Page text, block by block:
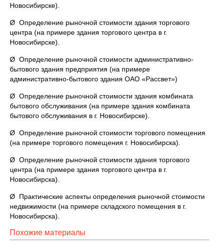
Новосибирске).
Ø Определение рыночной стоимости здания торгового
центра (на примере здания торгового центра в г.
Новосибирске).
Ø Определение рыночной стоимости административно-
бытового здания предприятия (на примере
административно-бытового здания ОАО «Рассвет»)
Ø Определение рыночной стоимости здания комбината
бытового обслуживания (на примере здания комбината
бытового обслуживания в г. Новосибирске).
Ø Определение рыночной стоимости торгового помещения
(на примере торгового помещения г. Новосибирска).
Ø Определение рыночной стоимости здания торгового
центра (на примере здания торгового центра в г.
Новосибирска).
Ø Практические аспекты определения рыночной стоимости
недвижимости (на примере складского помещения в г.
Новосибирска).
Похожие материалы